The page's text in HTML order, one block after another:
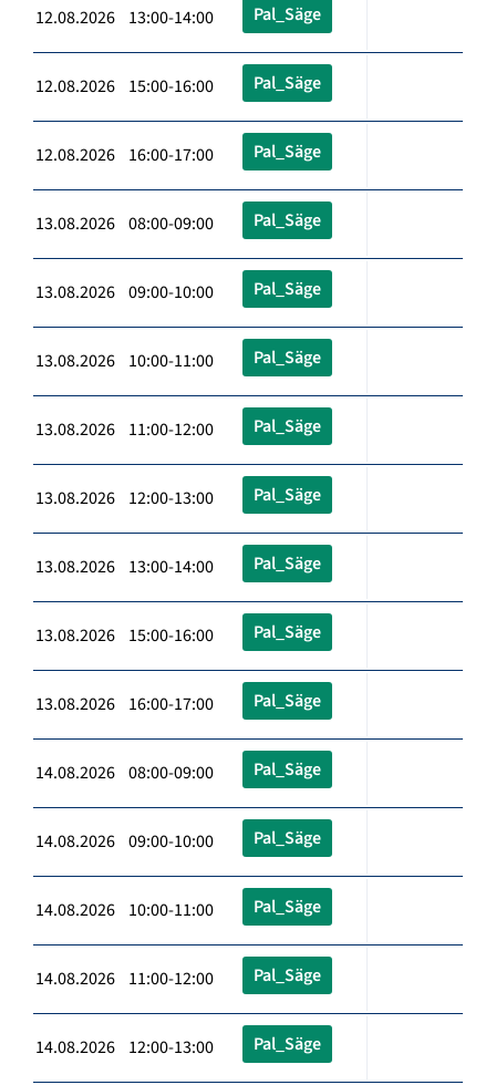
12.08.2026 13:00-14:00 Pal_Säge
12.08.2026 15:00-16:00 Pal_Säge
12.08.2026 16:00-17:00 Pal_Säge
13.08.2026 08:00-09:00 Pal_Säge
13.08.2026 09:00-10:00 Pal_Säge
13.08.2026 10:00-11:00 Pal_Säge
13.08.2026 11:00-12:00 Pal_Säge
13.08.2026 12:00-13:00 Pal_Säge
13.08.2026 13:00-14:00 Pal_Säge
13.08.2026 15:00-16:00 Pal_Säge
13.08.2026 16:00-17:00 Pal_Säge
14.08.2026 08:00-09:00 Pal_Säge
14.08.2026 09:00-10:00 Pal_Säge
14.08.2026 10:00-11:00 Pal_Säge
14.08.2026 11:00-12:00 Pal_Säge
14.08.2026 12:00-13:00 Pal_Säge